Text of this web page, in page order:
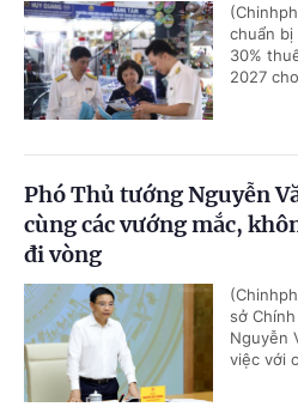
chuẩn bị
30%
2027
Phó Thủ tướng Nguyễn
cùng các vướng mắc,
đi vòng
sở
Nguyễn
việc với